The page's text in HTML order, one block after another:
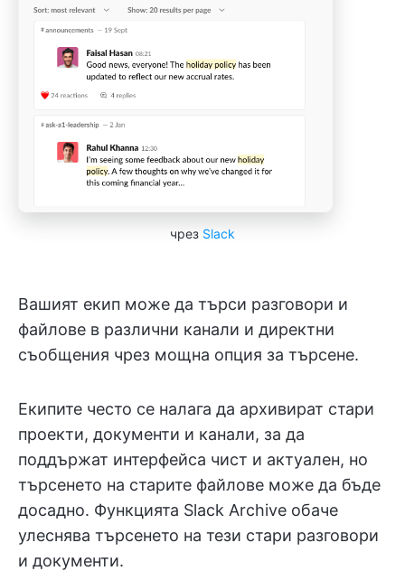
чрез Slack
Вашият екип може да търси разговори и
файлове в различни канали и директни
съобщения чрез мощна опция за търсене.
Екипите често се налага да архивират стари
проекти, документи и канали, за да
поддържат интерфейса чист и актуален, но
търсенето на старите файлове може да бъде
досадно. Функцията Slack Archive обаче
улеснява търсенето на тези стари разговори
и документи.